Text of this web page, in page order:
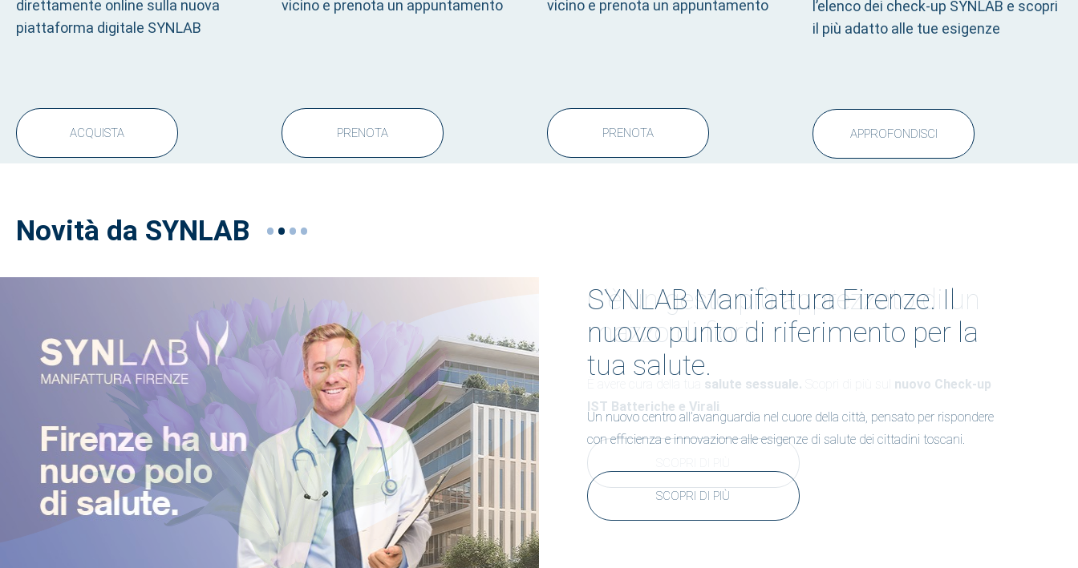
direttamente online sulla nuova
piattaforma digitale SYNLAB
ACQUISTA
vicino e prenota un appuntamento
PRENOTA
vicino e prenota un appuntamento
PRENOTA
l’elenco dei check-up SYNLAB e scopri
il più adatto alle tue esigenze
APPROFONDISCI
Novità da SYNLAB ••••
SYNLAB Manifattura Firenze. Il
nuovo punto di riferimento per la
tua salute.
Un nuovo centro all’avanguardia nel cuore della città, pensato per rispondere
con efficienza e innovazione alle esigenze di salute dei cittadini toscani.
SCOPRI DI PIÙ